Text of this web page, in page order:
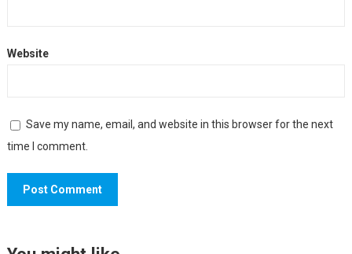
Website
Save my name, email, and website in this browser for the next
time I comment.